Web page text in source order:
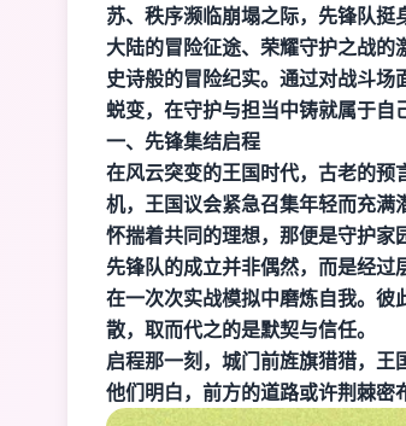
苏、秩序濒临崩塌之际，先锋队
大陆的冒险征途、荣耀守护之战
史诗般的冒险纪实。通过对战斗
蜕变，在守护与担当中铸就属于自
一、先锋集结启程
在风云突变的王国时代，古老的
机，王国议会紧急召集年轻而充
怀揣着共同的理想，那便是守护家
先锋队的成立并非偶然，而是经
在一次次实战模拟中磨炼自我。彼
散，取而代之的是默契与信任。
启程那一刻，城门前旌旗猎猎，王
他们明白，前方的道路或许荆棘密